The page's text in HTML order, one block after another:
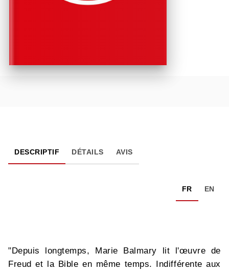
DESCRIPTIF DÉTAILS AVIS
FR EN
"Depuis longtemps, Marie Balmary lit l'œuvre de
Freud et la Bible en même temps. Indifférente aux